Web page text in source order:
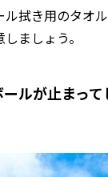
ル拭き用のタオ
ましょう。
ルが止まっ